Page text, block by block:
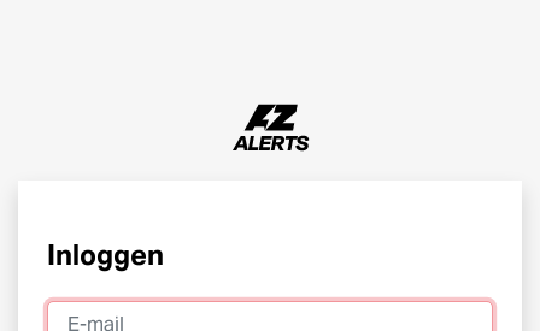
Inloggen
E-mail